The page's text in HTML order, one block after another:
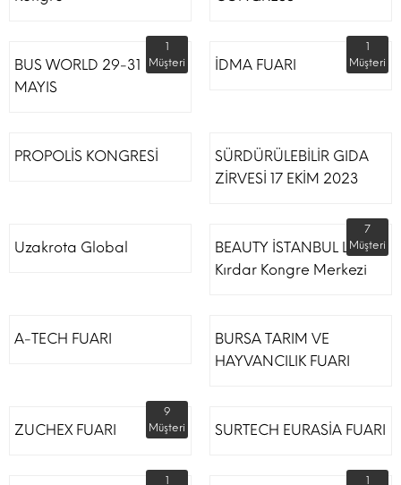
BUS WORLD 29-31
MAYIS
1
Müşteri
İDMA FUARI
1
Müşteri
PROPOLİS KONGRESİ
SÜRDÜRÜLEBİLİR GIDA
ZİRVESİ 17 EKİM 2023
Uzakrota Global
BEAUTY İSTANBUL Lütfi
Kırdar Kongre Merkezi
7
Müşteri
A-TECH FUARI
BURSA TARIM VE
HAYVANCILIK FUARI
ZUCHEX FUARI
9
Müşteri
SURTECH EURASİA FUARI
1
1